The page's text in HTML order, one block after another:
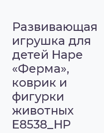
Развивающая
игрушка для
детей Hape
«Ферма»,
коврик и
фигурки
животных
E8538_HP